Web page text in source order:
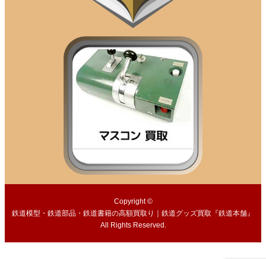
いただく場合がございます。
■第四条（商品のお預かり）
商品点数が多い場合やその場での査定
が困難な場合には、商品をお預かりす
る場合がございます。（出張買取およ
び持込買取のみ）
■第五条（査定結果と返送）
１．お見積書の有効期限は７日間で
す。期限を過ぎた場合、見積金額が変
動することがございます。
２．査定結果のご連絡後、１か月を経
過してもご返信がない場合はご依頼品
をご返送いたします（送料はご利用者
様負担）。返送後、受け取られずに当
Copyright ©
鉄道模型・鉄道部品・鉄道書籍の高額買取り｜鉄道グッズ買取『鉄道本舗』
All Rights Reserved.